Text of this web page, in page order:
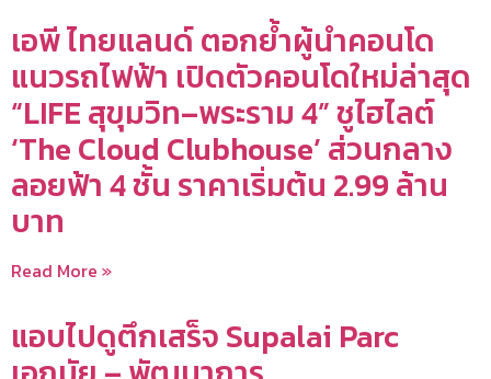
เอพี ไทยแลนด์ ตอกย้ำผู้นำคอนโด
แนวรถไฟฟ้า เปิดตัวคอนโดใหม่ล่าสุด
“LIFE สุขุมวิท–พระราม 4” ชูไฮไลต์
‘The Cloud Clubhouse’ ส่วนกลาง
ลอยฟ้า 4 ชั้น ราคาเริ่มต้น 2.99 ล้าน
บาท
Read More »
แอบไปดูตึกเสร็จ Supalai Parc